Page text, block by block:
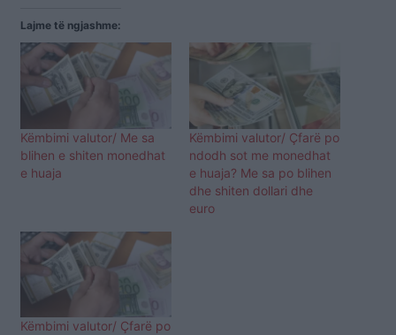
Lajme të ngjashme:
Këmbimi valutor/ Me sa
blihen e shiten monedhat
e huaja
Këmbimi valutor/ Ҫfarë po
ndodh sot me monedhat
e huaja? Me sa po blihen
dhe shiten dollari dhe
euro
Këmbimi valutor/ Çfarë po